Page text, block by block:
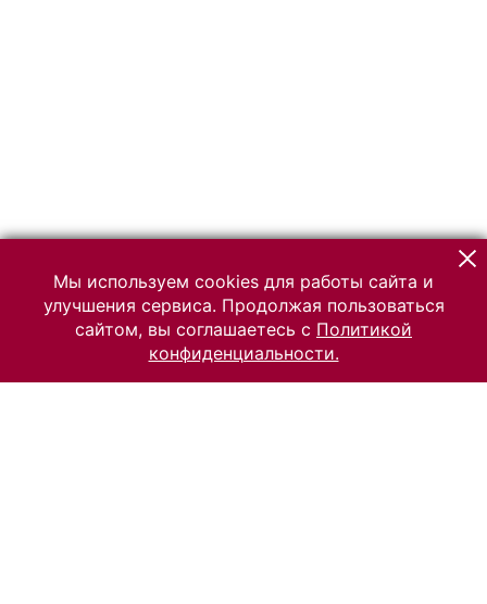
Мы используем cookies для работы сайта и
улучшения сервиса. Продолжая пользоваться
сайтом, вы соглашаетесь с Политикой
конфиденциальности.